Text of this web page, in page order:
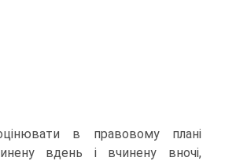
в правовому плані
вдень і вчинену вночі,